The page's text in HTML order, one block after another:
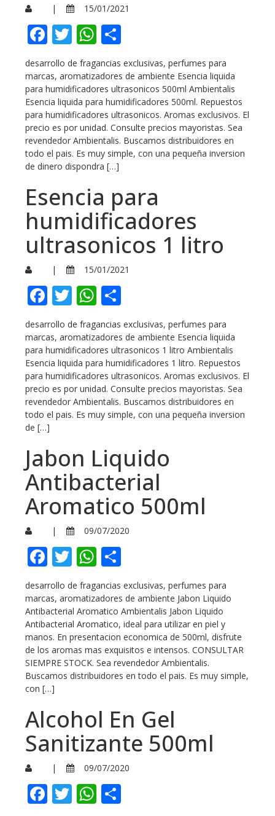
| 15/01/2021
Facebook
TwitterWhatsApp
desarrollo de fragancias exclusivas, perfumes para
marcas, aromatizadores de ambiente Esencia liquida
para humidificadores ultrasonicos 500ml Ambientalis
Esencia liquida para humidificadores 500ml. Repuestos
para humidificadores ultrasonicos. Aromas exclusivos. El
precio es por unidad. Consulte precios mayoristas. Sea
revendedor Ambientalis. Buscamos distribuidores en
todo el pais. Es muy simple, con una pequeña inversion
de dinero dispondra […]
Esencia para
humidificadores
ultrasonicos 1 litro
| 15/01/2021
Facebook
TwitterWhatsApp
desarrollo de fragancias exclusivas, perfumes para
marcas, aromatizadores de ambiente Esencia liquida
para humidificadores ultrasonicos 1 litro Ambientalis
Esencia liquida para humidificadores 1 litro. Repuestos
para humidificadores ultrasonicos. Aromas exclusivos. El
precio es por unidad. Consulte precios mayoristas. Sea
revendedor Ambientalis. Buscamos distribuidores en
todo el pais. Es muy simple, con una pequeña inversion
de […]
Jabon Liquido
Antibacterial
Aromatico 500ml
| 09/07/2020
Facebook
TwitterWhatsApp
desarrollo de fragancias exclusivas, perfumes para
marcas, aromatizadores de ambiente Jabon Liquido
Antibacterial Aromatico Ambientalis Jabon Liquido
Antibacterial Aromatico, ideal para utilizar en piel y
manos. En presentacion economica de 500ml, disfrute
de los aromas mas exquisitos e intensos. CONSULTAR
SIEMPRE STOCK. Sea revendedor Ambientalis.
Buscamos distribuidores en todo el pais. Es muy simple,
con […]
Alcohol En Gel
Sanitizante 500ml
| 09/07/2020
Facebook
TwitterWhatsApp